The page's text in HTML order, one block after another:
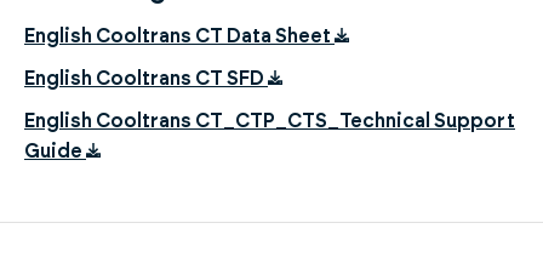
English Cooltrans CT Data Sheet
English Cooltrans CT SFD
English Cooltrans CT_CTP_CTS_Technical Support
Guide